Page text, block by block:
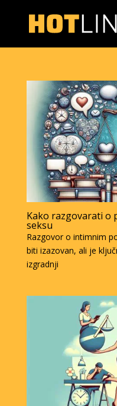
Kako razgovarati o
seksu
Razgovor o intimnim
biti izazovan, ali je
izgradnji